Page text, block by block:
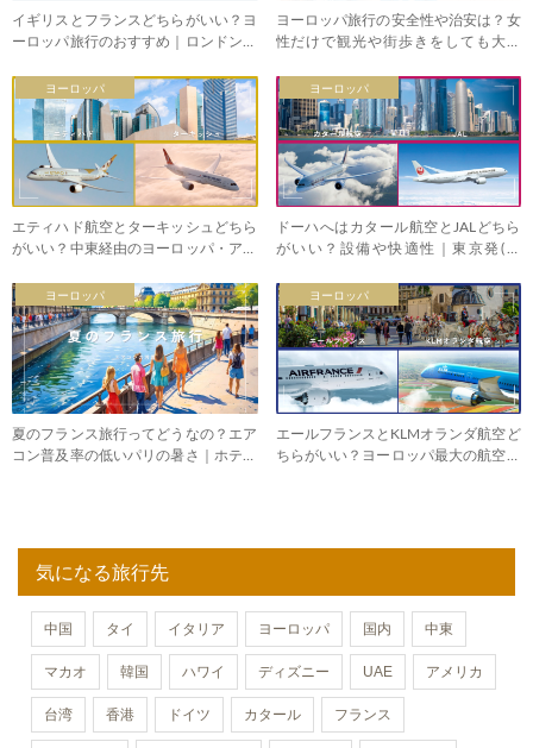
イギリスとフランスどちらがいい？ヨ
ーロッパ旅行のおすすめ｜ロンドン・
ヨーロッパ旅行の安全性や治安は？女
性だけで観光や街歩きをしても大丈
ヨーロッパ
エティハド航空とターキッシュどちら
がいい？中東経由のヨーロッパ・アフ
ヨーロッパ
ドーハへはカタール航空とJALどちら
がいい？設備や快適性｜東京発(羽
ヨーロッパ
夏のフランス旅行ってどうなの？エア
コン普及率の低いパリの暑さ｜ホテル
ヨーロッパ
エールフランスとKLMオランダ航空ど
ちらがいい？ヨーロッパ最大の航空グ
気になる旅行先
中国 タイ イタリア ヨーロッパ 国内 中東
マカオ 韓国 ハワイ ディズニー UAE アメリカ
台湾 香港 ドイツ カタール フランス